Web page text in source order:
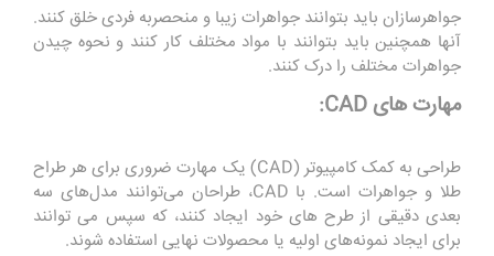
جواهرسازان باید بتوانند جواهرات زیبا و منحصربه فردی خلق کنند.
آنها همچنین باید بتوانند با مواد مختلف کار کنند و نحوه چیدن
جواهرات مختلف را درک کنند.
مهارت های CAD:
طراحی به کمک کامپیوتر (CAD) یک مهارت ضروری برای هر طراح
طلا و جواهرات است. با CAD، طراحان می‌توانند مدل‌های سه
‌بعدی دقیقی از طرح ‌های خود ایجاد کنند، که سپس می ‌توانند
برای ایجاد نمونه‌های اولیه یا محصولات نهایی استفاده شوند.